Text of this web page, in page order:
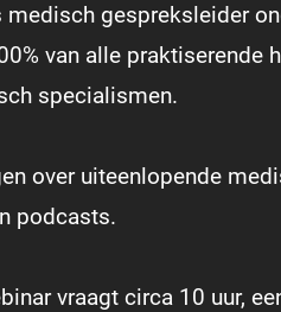
gespreksleider
van alle praktiserende
specialismen.
over uiteenlopende
podcasts.
vraagt circa 10 uur,